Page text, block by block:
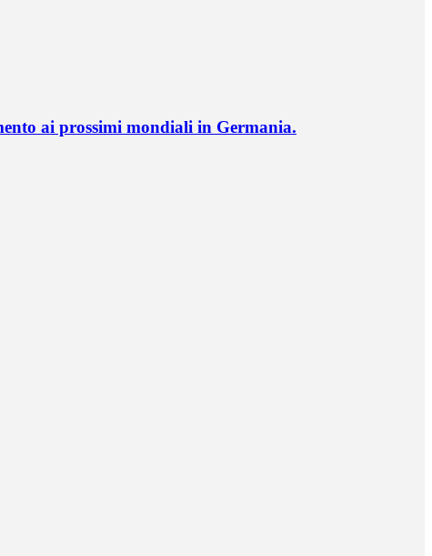
ai prossimi mondiali in Germania.